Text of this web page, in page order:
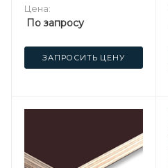
Цена:
По запросу
ЗАПРОСИТЬ ЦЕНУ